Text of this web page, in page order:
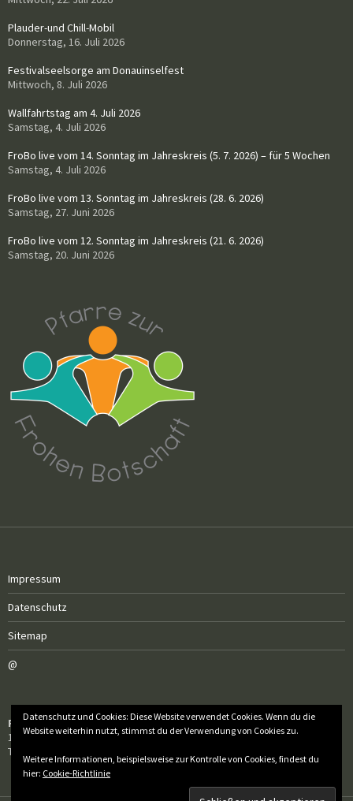
Plauder-und Chill-Mobil
Donnerstag, 16. Juli 2026
Festivalseelsorge am Donauinselfest
Mittwoch, 8. Juli 2026
Wallfahrtstag am 4. Juli 2026
Samstag, 4. Juli 2026
FroBo live vom 14. Sonntag im Jahreskreis (5. 7. 2026) – für 5 Wochen
Samstag, 4. Juli 2026
FroBo live vom 13. Sonntag im Jahreskreis (28. 6. 2026)
Samstag, 27. Juni 2026
FroBo live vom 12. Sonntag im Jahreskreis (21. 6. 2026)
Samstag, 20. Juni 2026
Impressum
Datenschutz
Sitemap
@
Röm.-kath. Pfarrgemeinde Sankt Florian
1050 Wien, Wiedner Hauptstraße 97
Tel.: 01 / 505 50 60 – 20
Datenschutz und Cookies: Diese Website verwendet Cookies. Wenn du die
Website weiterhin nutzt, stimmst du der Verwendung von Cookies zu.
Weitere Informationen, beispielsweise zur Kontrolle von Cookies, findest du
hier: Cookie-Richtlinie